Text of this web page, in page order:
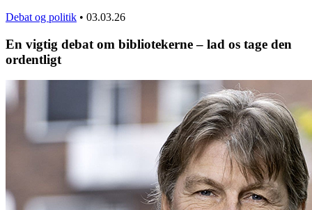
Debat og politik • 03.03.26
En vigtig debat om bibliotekerne – lad os tage den
ordentligt